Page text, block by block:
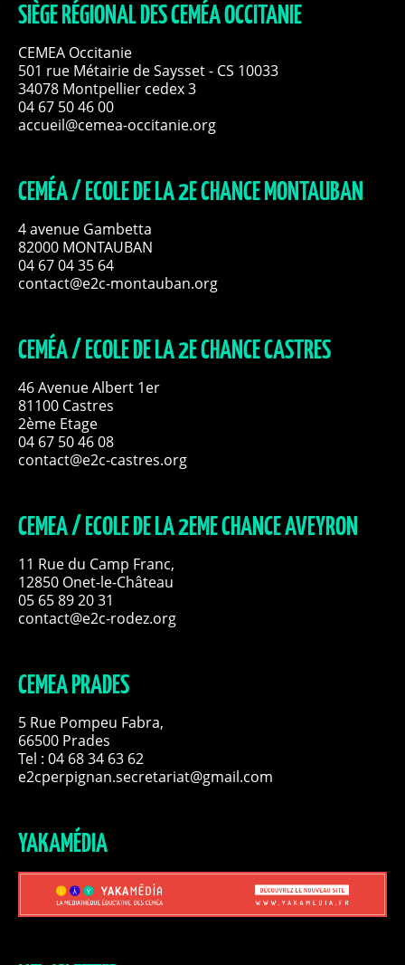
SIÈGE RÉGIONAL DES CEMÉA OCCITANIE
CEMEA Occitanie
501 rue Métairie de Saysset - CS 10033
34078 Montpellier cedex 3
04 67 50 46 00
accueil@cemea-occitanie.org
CEMÉA / ECOLE DE LA 2E CHANCE MONTAUBAN
4 avenue Gambetta
82000 MONTAUBAN
04 67 04 35 64
contact@e2c-montauban.org
CEMÉA / ECOLE DE LA 2E CHANCE CASTRES
46 Avenue Albert 1er
81100 Castres
2ème Etage
04 67 50 46 08
contact@e2c-castres.org
CEMEA / ECOLE DE LA 2EME CHANCE AVEYRON
11 Rue du Camp Franc,
12850 Onet-le-Château
05 65 89 20 31
contact@e2c-rodez.org
CEMEA PRADES
5 Rue Pompeu Fabra,
66500 Prades
Tel : 04 68 34 63 62
e2cperpignan.secretariat@gmail.com
YAKAMÉDIA